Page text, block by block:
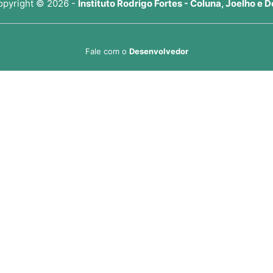
© 2026 - Instituto Rodrigo Fortes - Coluna, Joelho e
Fale com o Desenvolvedor